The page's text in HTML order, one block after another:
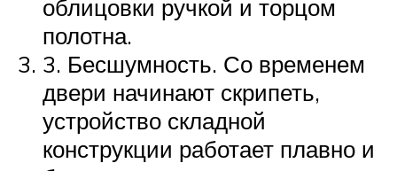
облицовки ручкой и торцом
полотна.
3. Бесшумность. Со временем
двери начинают скрипеть,
устройство складной
конструкции работает плавно и